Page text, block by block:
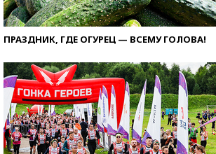
ПРАЗДНИК, ГДЕ ОГУРЕЦ — ВСЕМУ ГОЛОВА!